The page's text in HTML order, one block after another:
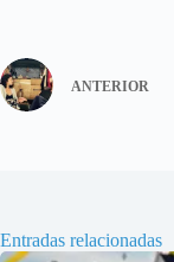
ANTERIOR
Entradas relacionadas